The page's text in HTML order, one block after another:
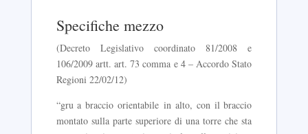
Specifiche mezzo
(Decreto Legislativo coordinato 81/2008 e
106/2009 artt. art. 73 comma e 4 – Accordo Stato
Regioni 22/02/12)
“gru a braccio orientabile in alto, con il braccio
montato sulla parte superiore di una torre che sta